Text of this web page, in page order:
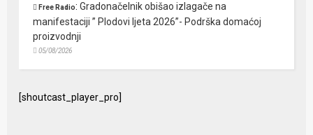
Free Radio:Gradonačelnik obišao izlagače na
manifestaciji ” Plodovi ljeta 2026”- Podrška domaćoj
proizvodnji
05/08/2026
[shoutcast_player_pro]